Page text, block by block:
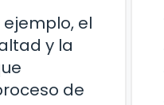
el
y la
de